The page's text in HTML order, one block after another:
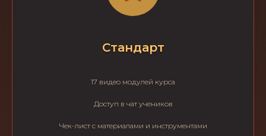
Стандарт
17 видео модулей курса
Доступ в чат учеников
Чек-лист с материалами и инструментами